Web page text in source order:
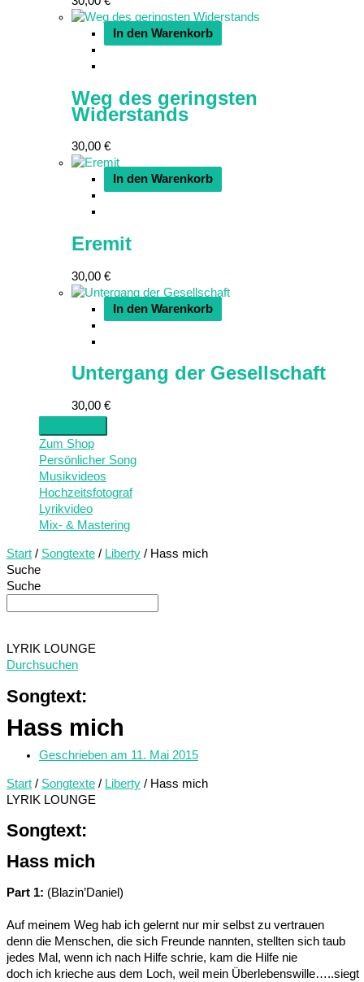
In den Warenkorb
Weg des geringsten
Widerstands
30,00 €
In den Warenkorb
Eremit
30,00 €
In den Warenkorb
Untergang der Gesellschaft
30,00 €
Zum Shop
Persönlicher Song
Musikvideos
Hochzeitsfotograf
Lyrikvideo
Mix- & Mastering
Start / Songtexte / Liberty / Hass mich
Suche
Suche
LYRIK LOUNGE
Durchsuchen
Songtext:
Hass mich
Geschrieben am 11. Mai 2015
Start / Songtexte / Liberty / Hass mich
LYRIK LOUNGE
Songtext:
Hass mich
Part 1: (Blazin’Daniel)
Auf meinem Weg hab ich gelernt nur mir selbst zu vertrauen
denn die Menschen, die sich Freunde nannten, stellten sich taub
jedes Mal, wenn ich nach Hilfe schrie, kam die Hilfe nie
doch ich krieche aus dem Loch, weil mein Überlebenswille…..siegt